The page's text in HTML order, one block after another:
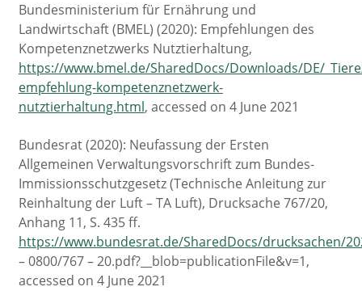
Bundesministerium für Ernährung und
Landwirtschaft (BMEL) (2020): Empfehlungen des
Kompetenznetzwerks Nutztierhaltung,
https://www.bmel.de/SharedDocs/Downloads/DE/
empfehlung-kompetenznetzwerk-
nutztierhaltung.html, accessed on 4 June 2021
Bundesrat (2020): Neufassung der Ersten
Allgemeinen Verwaltungsvorschrift zum Bundes-
Immissionsschutzgesetz (Technische Anleitung zur
Reinhaltung der Luft – TA Luft), Drucksache 767/20,
Anhang 11, S. 435 ff.
https://www.bundesrat.de/SharedDocs/drucksachen/
– 0800/767 – 20.pdf?__blob=publicationFile&v=1,
accessed on 4 June 2021